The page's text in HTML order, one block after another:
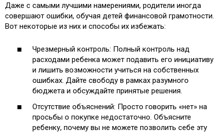
Даже с самыми лучшими намерениями, родители иногда
совершают ошибки, обучая детей финансовой грамотности.
Вот некоторые из них и способы их избежать:
Чрезмерный контроль: Полный контроль над
расходами ребенка может подавить его инициативу
и лишить возможности учиться на собственных
ошибках. Дайте свободу в рамках разумного
бюджета и обсуждайте принятые решения.
Отсутствие объяснений: Просто говорить «нет» на
просьбы о покупке недостаточно. Объясните
ребенку, почему вы не можете позволить себе эту